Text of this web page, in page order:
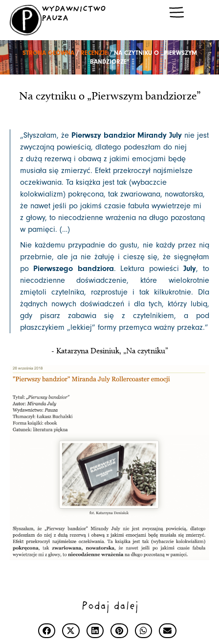
Przejdź
treści
WYDAWNICTWO
PAUZA
STRONA GŁÓWNA/RECENZJE/ NA CZYTNIKU O „PIERWSZYM
BANDZIORZE”
Na czytniku o „Pierwszym bandziorze”
„Słyszałam, że Pierwszy bandzior Mirandy Julynie jest
zwyczajną powieścią, dlatego podeszłam do niej
z dużą rezerwą i obawą z jakimi emocjami będę
musiała się zmierzyć. Efekt przekroczył najśmielsze
oczekiwania. Ta książka jest tak (wybaczcie
kolokwializm) pokręcona, tak zwariowana, nowatorska,
że nawet jeśli po jakimś czasie fabuła wywietrzeje mi
z głowy, to niecodzienne wrażenia na długo pozostaną
w pamięci. (…)
Nie każdemu przypadnie do gustu, nie każdy przez nią
przebrnie, ale ja nie żałuję i cieszę się, że sięgnęłam
po Pierwszego bandziora. Lektura powieściJuly, to
niecodzienne doświadczenie, które wielokrotnie
zmiętoli czytelnika, rozprostuje i tak kilkukrotnie. Dla
żądnych nowych doświadczeń i dla tych, którzy lubią,
gdy pisarz zabawia się z czytelnikiem, a pod
płaszczykiem „lekkiej” formy przemyca ważny przekaz.”
- Katarzyna Desiniuk, „Na czytniku”
Podaj dalej